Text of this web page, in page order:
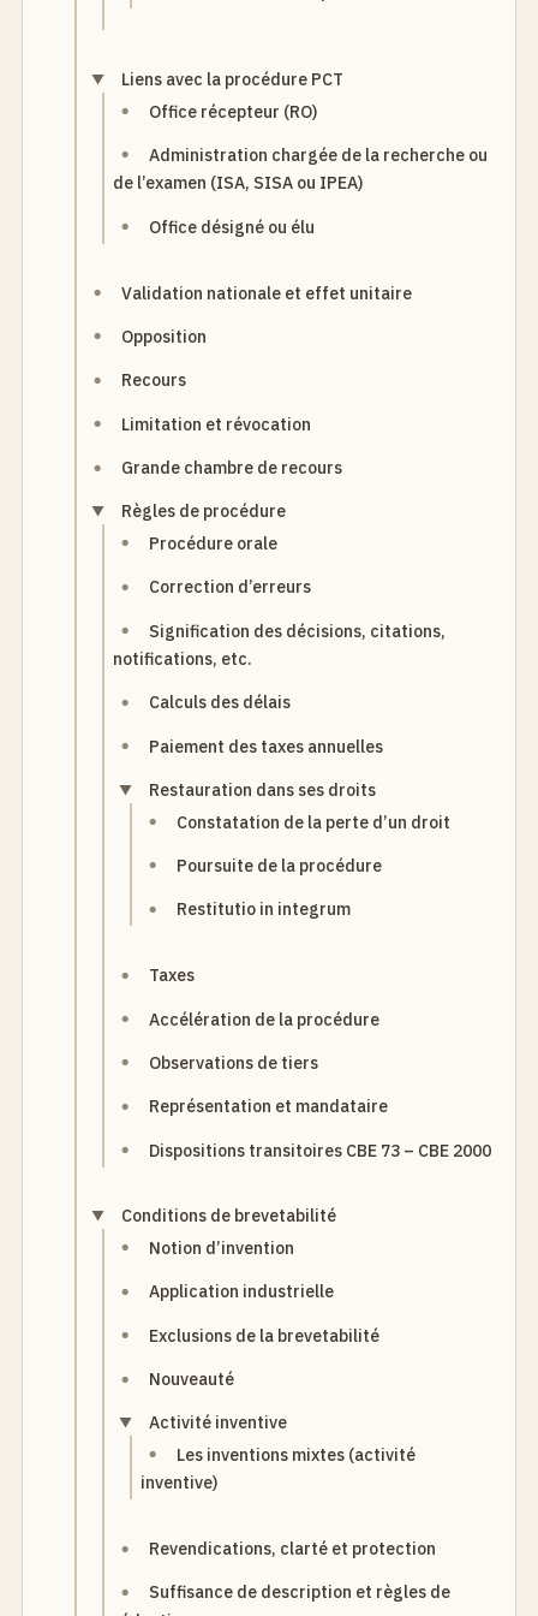
Liens avec la procédure PCT
Office récepteur (RO)
Administration chargée de la recherche ou
de l’examen (ISA, SISA ou IPEA)
Office désigné ou élu
Validation nationale et effet unitaire
Opposition
Recours
Limitation et révocation
Grande chambre de recours
Règles de procédure
Procédure orale
Correction d’erreurs
Signification des décisions, citations,
notifications, etc.
Calculs des délais
Paiement des taxes annuelles
Restauration dans ses droits
Constatation de la perte d’un droit
Poursuite de la procédure
Restitutio in integrum
Taxes
Accélération de la procédure
Observations de tiers
Représentation et mandataire
Dispositions transitoires CBE 73 – CBE 2000
Conditions de brevetabilité
Notion d’invention
Application industrielle
Exclusions de la brevetabilité
Nouveauté
Activité inventive
Les inventions mixtes (activité
inventive)
Revendications, clarté et protection
Suffisance de description et règles de